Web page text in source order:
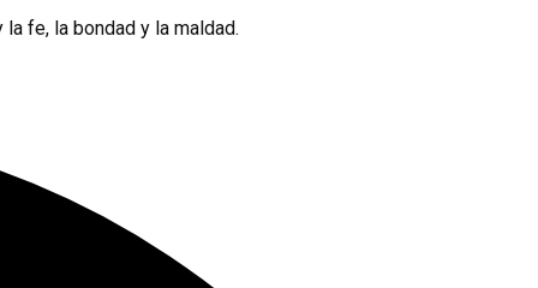
fe, la bondad y la maldad.